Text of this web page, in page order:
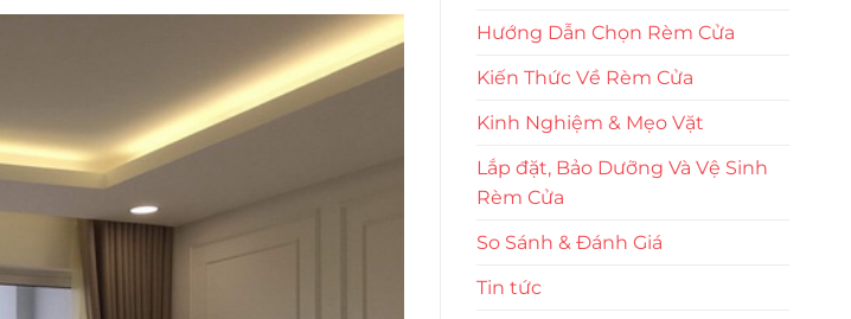
Hướng Dẫn Chọn Rèm Cửa
Kiến Thức Về Rèm Cửa
Kinh Nghiệm & Mẹo Vặt
Lắp đặt, Bảo Dưỡng Và Vệ Sinh
Rèm Cửa
So Sánh & Đánh Giá
Tin tức